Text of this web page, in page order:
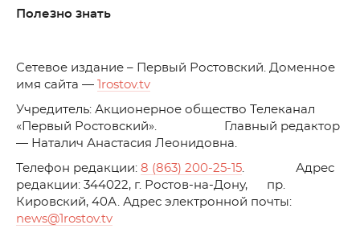
Полезно знать
Cетевое издание – Первый Ростовский. Доменное
имя сайта —
1rostov.tv
Учредитель: Акционерное общество Телеканал
«Первый Ростовский». Главный редактор
— Наталич Анастасия Леонидовна.
Телефон редакции: 8 (863) 200-25-15. Адрес
редакции: 344022, г. Ростов-на-Дону, пр.
Кировский, 40А. Адрес электронной почты:
news@1rostov.tv